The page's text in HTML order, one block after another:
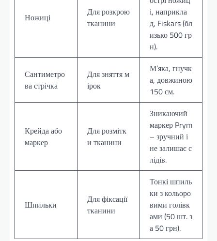
Ножиці
Для розкрою
тканини
і, наприкла
д, Fiskars (бл
изько 500 гр
н).
Сантиметро
ва стрічка
Для зняття м
ірок
М’яка, гнучк
а, довжиною
150 см.
Крейда або
маркер
Для розмітк
и тканини
Зникаючий
маркер Prym
– зручний і
не залишає с
лідів.
Шпильки
Для фіксації
тканини
Тонкі шпиль
ки з кольоро
вими голівк
ами (50 шт. з
а 50 грн).